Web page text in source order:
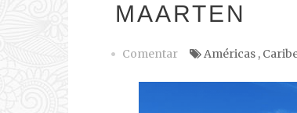
MAARTEN
Comentar Américas ,